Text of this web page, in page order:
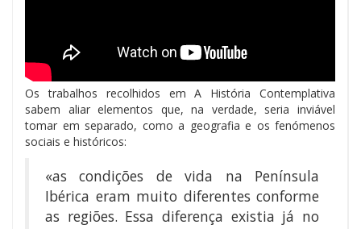
Os trabalhos recolhidos em A História Contemplativa
sabem aliar elementos que, na verdade, seria inviável
tomar em separado, como a geografia e os fenómenos
sociais e históricos:
«as condições de vida na Península
Ibérica eram muito diferentes conforme
as regiões. Essa diferença existia já no